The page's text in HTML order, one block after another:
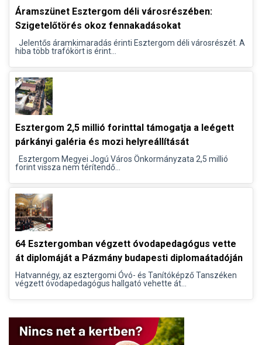
Áramszünet Esztergom déli városrészében:
Szigetelőtörés okoz fennakadásokat
Jelentős áramkimaradás érinti Esztergom déli városrészét. A
hiba több trafókört is érint...
Esztergom 2,5 millió forinttal támogatja a leégett
párkányi galéria és mozi helyreállítását
Esztergom Megyei Jogú Város Önkormányzata 2,5 millió
forint vissza nem térítendő...
64 Esztergomban végzett óvodapedagógus vette
át diplomáját a Pázmány budapesti diplomaátadóján
Hatvannégy, az esztergomi Óvó- és Tanítóképző Tanszéken
végzett óvodapedagógus hallgató vehette át...